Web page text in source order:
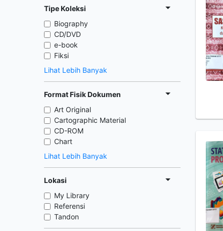
Tipe Koleksi
Biography
CD/DVD
e-book
Fiksi
Lihat Lebih Banyak
Format Fisik Dokumen
Art Original
Cartographic Material
CD-ROM
Chart
Lihat Lebih Banyak
Lokasi
My Library
Referensi
Tandon